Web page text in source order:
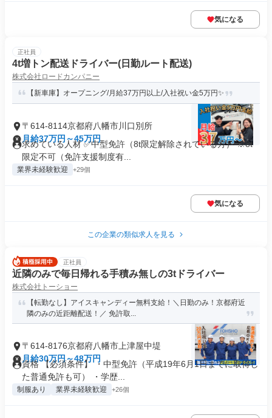
気になる
正社員
4t増トン配送ドライバー(日勤ルート配送)
株式会社ロードカンパニー
【新車庫】オープニング/月給37万円以上/入社祝い金5万円✨
〒614-8114京都府八幡市川口別所
月給37万円～45万円
求めている人材 ✅中型免許（8t限定解除されている方） ※8t
限定不可（免許支援制度有...
業界未経験歓迎 +29個
気になる
この企業の類似求人を見る
正社員
近隣のみで毎日帰れる手積み無しの3tドライバー
株式会社トーショー
【転勤なし】アイスキャンディー無料支給！＼日勤のみ！京都府近
隣のみの近距離配送！／ 免許取...
〒614-8176京都府八幡市上津屋中堤
月給30万円～48万円
資格 【必須条件】 ・中型免許（平成19年6月1日までに取得し
た普通免許も可） ・学歴...
制服あり 業界未経験歓迎 +26個